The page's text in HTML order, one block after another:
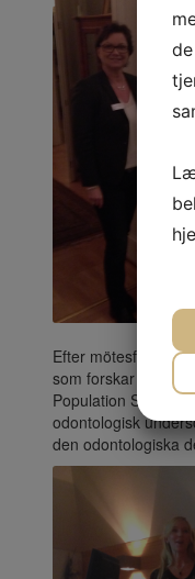
Efter
som forskar på
Population Study of
odontologisk
den odontologiska